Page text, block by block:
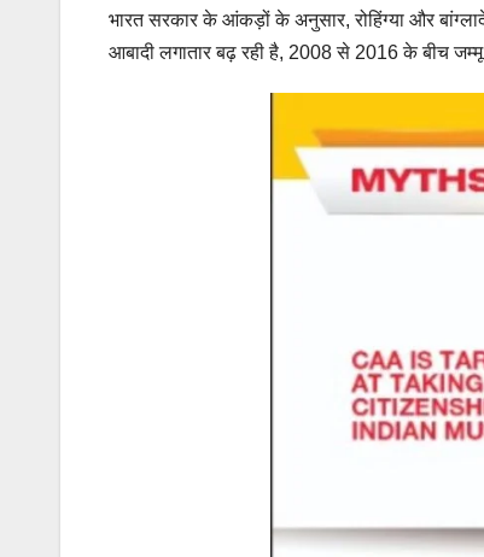
भारत सरकार के आंकड़ों के अनुसार, रोहिंग्या और
आबादी लगातार बढ़ रही है, 2008 से 2016 के बीच